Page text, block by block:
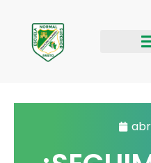
contenido